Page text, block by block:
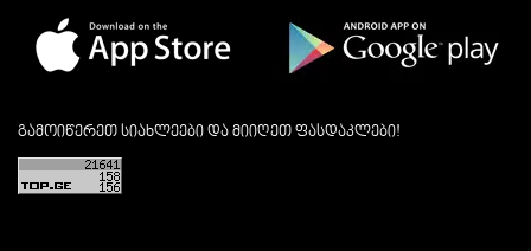
გამოიწერეთ სიახლეები და მიიღეთ ფასდაკლები!